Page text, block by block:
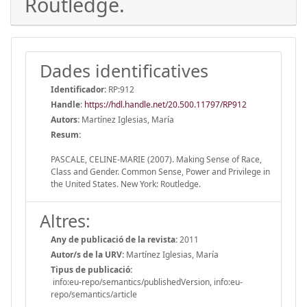
Dades identificatives
Identificador: RP:912
Handle: https://hdl.handle.net/20.500.11797/RP912
Autors: Martínez Iglesias, María
Resum:
PASCALE, CELINE-MARIE (2007). Making Sense of Race,
Class and Gender. Common Sense, Power and Privilege in
the United States. New York: Routledge.
Altres:
Any de publicació de la revista:2011
Autor/s de la URV: Martínez Iglesias, María
Tipus de publicació:
info:eu-repo/semantics/publishedVersion, info:eu-
repo/semantics/article